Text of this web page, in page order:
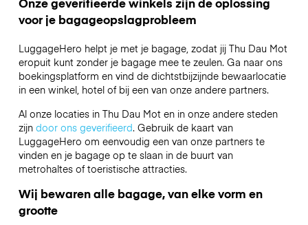
voor je bagageopslagprobleem
LuggageHero helpt je met je bagage, zodat jij Thu Dau Mot
eropuit kunt zonder je bagage mee te zeulen. Ga naar ons
boekingsplatform en vind de dichtstbijzijnde bewaarlocatie
in een winkel, hotel of bij een van onze andere partners.
Al onze locaties in Thu Dau Mot en in onze andere steden
zijn door ons geverifieerd. Gebruik de kaart van
LuggageHero om eenvoudig een van onze partners te
vinden en je bagage op te slaan in de buurt van
metrohaltes of toeristische attracties.
Wij bewaren alle bagage, van elke vorm en
grootte